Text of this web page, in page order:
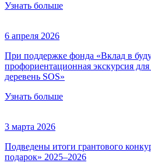
Узнать больше
6 апреля 2026
При поддержке фонда «Вклад в
профориентационная экскурсия
деревень SOS»
Узнать больше
3 марта 2026
Подведены итоги грантового
подарок» 2025–2026